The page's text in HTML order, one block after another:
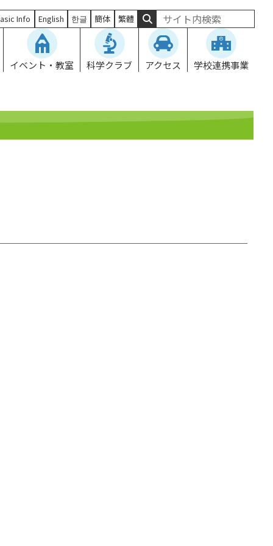
Info English 한글 簡体 繁體
イベント・教室 科学クラブ アクセス 学校連携事業